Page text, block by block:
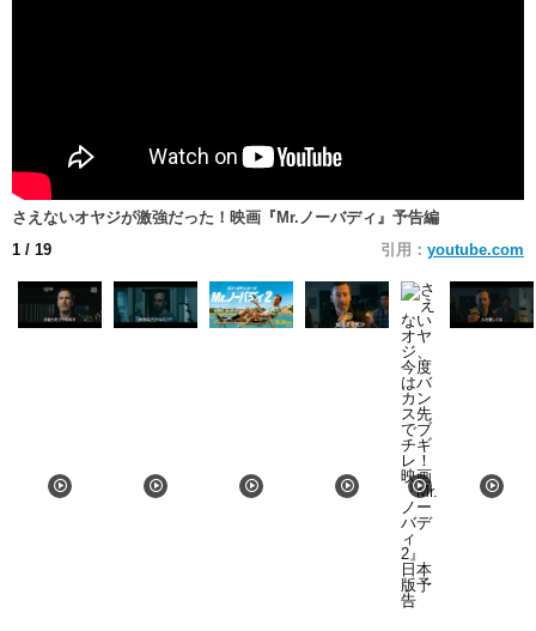
さえないオヤジが激強だった！映画『Mr.ノーバディ』予告編
1 / 19 引用： youtube.com